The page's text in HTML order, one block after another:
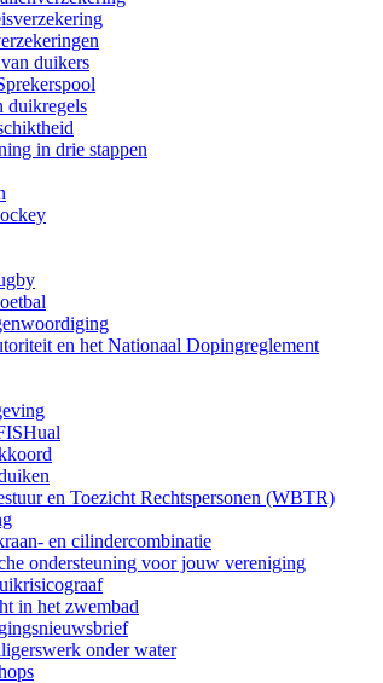
duikers
duikregels
in drie stappen
en het Nationaal Dopingreglement
en Toezicht Rechtspersonen (WBTR)
en cilindercombinatie
ondersteuning voor jouw vereniging
in het zwembad
onder water